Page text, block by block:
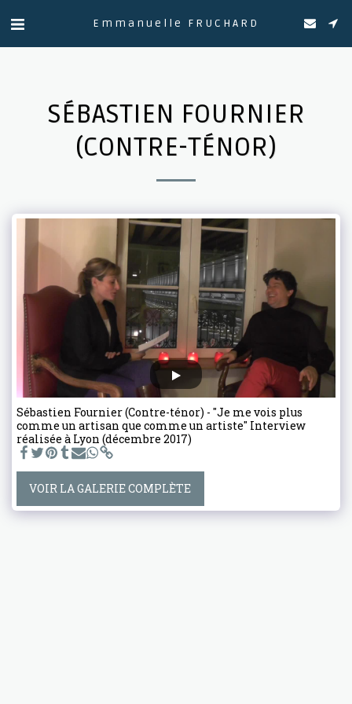
Emmanuelle FRUCHARD
SÉBASTIEN FOURNIER
(CONTRE-TÉNOR)
Sébastien Fournier (Contre-ténor) - "Je me vois plus
comme un artisan que comme un artiste" Interview
réalisée à Lyon (décembre 2017)
VOIR LA GALERIE COMPLÈTE